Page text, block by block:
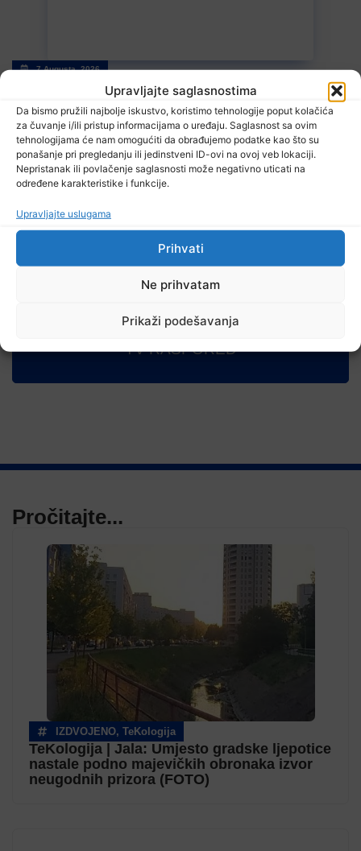
Upravljajte saglasnostima
Da bismo pružili najbolje iskustvo, koristimo tehnologije poput kolačića
za čuvanje i/ili pristup informacijama o uređaju. Saglasnost sa ovim
tehnologijama će nam omogućiti da obrađujemo podatke kao što su
ponašanje pri pregledanju ili jedinstveni ID-ovi na ovoj veb lokaciji.
Nepristanak ili povlačenje saglasnosti može negativno uticati na
određene karakteristike i funkcije.
Upravljajte uslugama
Prihvati
Ne prihvatam
Prikaži podešavanja
7 Augusta, 2026
Stiže blagi predah od vrelina, ali ne zadugo
Zenički rudari još uvijek u jami, poznato zdravstveno stanje
TV RASPORED
Pročitajte...
IZDVOJENO, TeKologija
TeKologija | Jala: Umjesto gradske ljepotice
nastale podno majevičkih obronaka izvor
neugodnih prizora (FOTO)